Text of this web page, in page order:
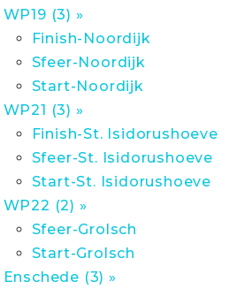
WP19 (3) »
Finish-Noordijk
Sfeer-Noordijk
Start-Noordijk
WP21 (3) »
Finish-St. Isidorushoeve
Sfeer-St. Isidorushoeve
Start-St. Isidorushoeve
WP22 (2) »
Sfeer-Grolsch
Start-Grolsch
Enschede (3) »